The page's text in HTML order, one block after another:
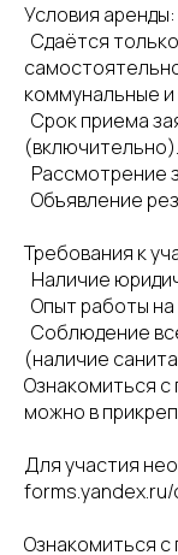
Условия аренды:
Сдаётся
коммунальные
Срок приема
(включительно).
Рассмотрение
Объявление
Требования к
Наличие
Опыт работы на
Соблюдение
(наличие
Ознакомиться
можно в
Для участия
Ознакомиться